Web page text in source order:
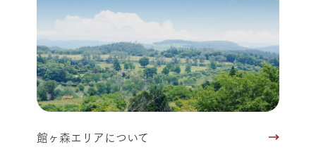
館ヶ森エリアについて